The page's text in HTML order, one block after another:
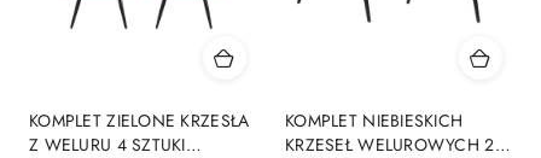
KOMPLET ZIELONE KRZESŁA
Z WELURU 4 SZTUKI
KOMPLET NIEBIESKICH
KRZESEŁ WELUROWYCH 2